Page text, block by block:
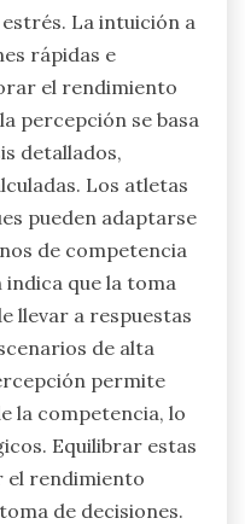
La intuición a
rápidas e
el rendimiento
percepción se basa
detallados,
Los atletas
pueden adaptarse
de competencia
que la toma
llevar a respuestas
de alta
permite
la competencia, lo
Equilibrar estas
el rendimiento
de decisiones.